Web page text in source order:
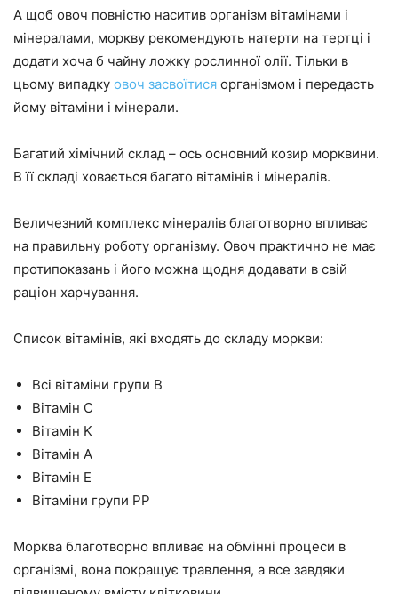
А щоб овоч повністю наситив організм вітамінами і
мінералами, моркву рекомендують натерти на тертці і
додати хоча б чайну ложку рослинної олії. Тільки в
цьому випадку овоч засвоїтися організмом і передасть
йому вітаміни і мінерали.
Багатий хімічний склад – ось основний козир морквини.
В її складі ховається багато вітамінів і мінералів.
Величезний комплекс мінералів благотворно впливає
на правильну роботу організму. Овоч практично не має
протипоказань і його можна щодня додавати в свій
раціон харчування.
Список вітамінів, які входять до складу моркви:
Всі вітаміни групи B
Вітамін C
Вітамін K
Вітамін A
Вітамін E
Вітаміни групи PP
Морква благотворно впливає на обмінні процеси в
організмі, вона покращує травлення, а все завдяки